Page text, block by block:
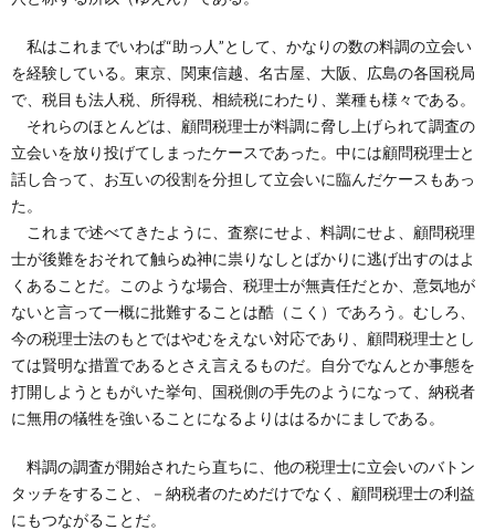
私はこれまでいわば“助っ人”として、かなりの数の料調の立会い
を経験している。東京、関東信越、名古屋、大阪、広島の各国税局
で、税目も法人税、所得税、相続税にわたり、業種も様々である。
それらのほとんどは、顧問税理士が料調に脅し上げられて調査の
立会いを放り投げてしまったケースであった。中には顧問税理士と
話し合って、お互いの役割を分担して立会いに臨んだケースもあっ
た。
これまで述べてきたように、査察にせよ、料調にせよ、顧問税理
士が後難をおそれて触らぬ神に祟りなしとばかりに逃げ出すのはよ
くあることだ。このような場合、税理士が無責任だとか、意気地が
ないと言って一概に批難することは酷（こく）であろう。むしろ、
今の税理士法のもとではやむをえない対応であり、顧問税理士とし
ては賢明な措置であるとさえ言えるものだ。自分でなんとか事態を
打開しようともがいた挙句、国税側の手先のようになって、納税者
に無用の犠牲を強いることになるよりははるかにましである。
料調の調査が開始されたら直ちに、他の税理士に立会いのバトン
タッチをすること、－納税者のためだけでなく、顧問税理士の利益
にもつながることだ。